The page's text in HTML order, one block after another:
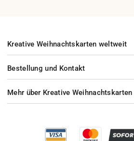
Bestellung und Kontakt
Mehr über Kreative Weihnachtskarten
Kreative Weihnachtskarten weltweit